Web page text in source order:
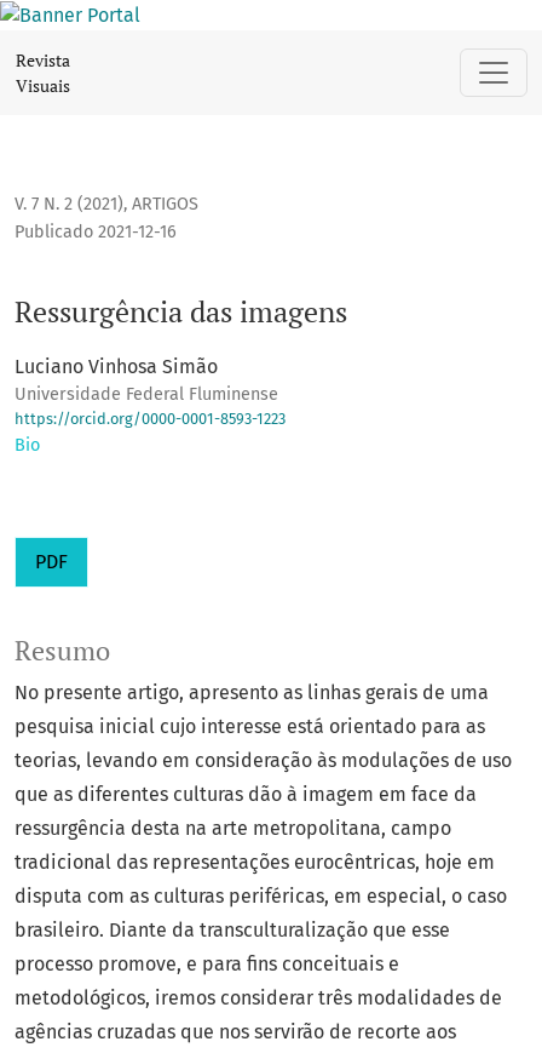
Revista
Visuais
V. 7 N. 2 (2021), ARTIGOS
Ressurgência das imagens
Publicado 2021-12-16
Luciano Vinhosa Simão
Universidade Federal Fluminense
https://orcid.org/0000-0001-8593-1223
Bio
PDF
Resumo
No presente artigo, apresento as linhas gerais de uma
pesquisa inicial cujo interesse está orientado para as
teorias, levando em consideração às modulações de uso
que as diferentes culturas dão à imagem em face da
ressurgência desta na arte metropolitana, campo
tradicional das representações eurocêntricas, hoje em
disputa com as culturas periféricas, em especial, o caso
brasileiro. Diante da transculturalização que esse
processo promove, e para fins conceituais e
metodológicos, iremos considerar três modalidades de
agências cruzadas que nos servirão de recorte aos